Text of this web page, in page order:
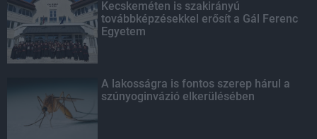
Kecskeméten is szakirányú
továbbképzésekkel erősít a Gál Ferenc
Egyetem
A lakosságra is fontos szerep hárul a
szúnyoginvázió elkerülésében